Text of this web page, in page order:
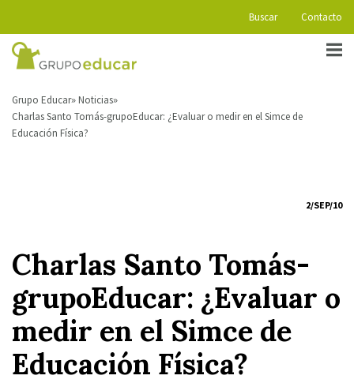
Buscar Contacto
Grupo Educar Noticias
Charlas Santo Tomás-grupoEducar: ¿Evaluar o medir en el Simce de
Educación Física?
2/SEP/10
Charlas Santo Tomás-
grupoEducar: ¿Evaluar o
medir en el Simce de
Educación Física?